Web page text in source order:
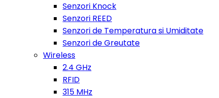
Senzori Knock
Senzori REED
Senzori de Temperatura si Umiditate
Senzori de Greutate
Wireless
2.4 GHz
RFID
315 MHz